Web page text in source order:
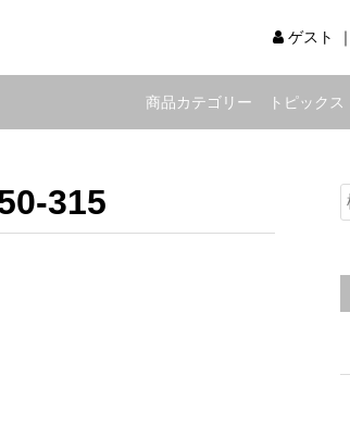
ゲスト
商品カテゴリー トピックス
315